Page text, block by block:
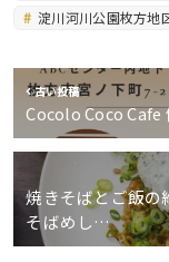
淀川河川公園枚方地
古い投稿
Cocolo Coco
焼きそばとご飯の
そばめし…